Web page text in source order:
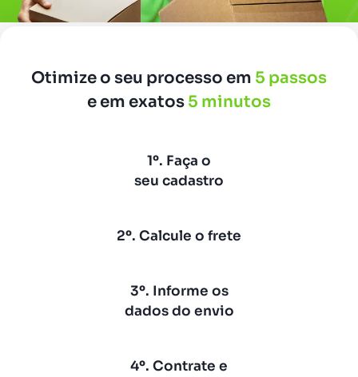
Otimize o seu processo em 5 passos
e em exatos 5 minutos
1º. Faça o
seu cadastro
2º. Calcule o frete
3º. Informe os
dados do envio
4º. Contrate e